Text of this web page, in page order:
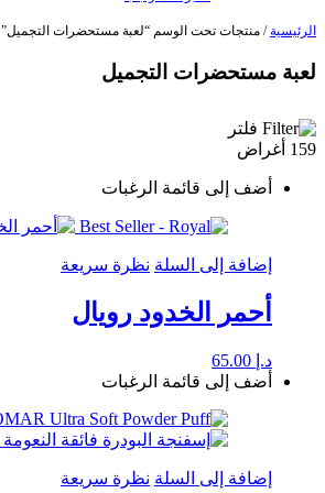
الرئيسية/ منتجات تحت الوسم “لعبة مستحضرات التجميل”
لعبة مستحضرات التجميل
فلتر
159 أغراض
أضف إلى قائمة الرغبات
إضافة إلى السلة نظرة سريعة
أحمر الخدود رويال
د.إ
أضف إلى قائمة الرغبات
إضافة إلى السلة نظرة سريعة